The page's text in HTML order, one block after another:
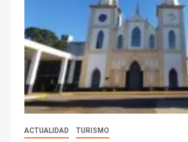
ACTUALIDAD TURISMO